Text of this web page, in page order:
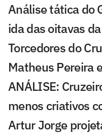
Análise tática do
ida das oitavas
Torcedores do
Matheus Pereira
ANÁLISE:
menos criativos
Artur Jorge